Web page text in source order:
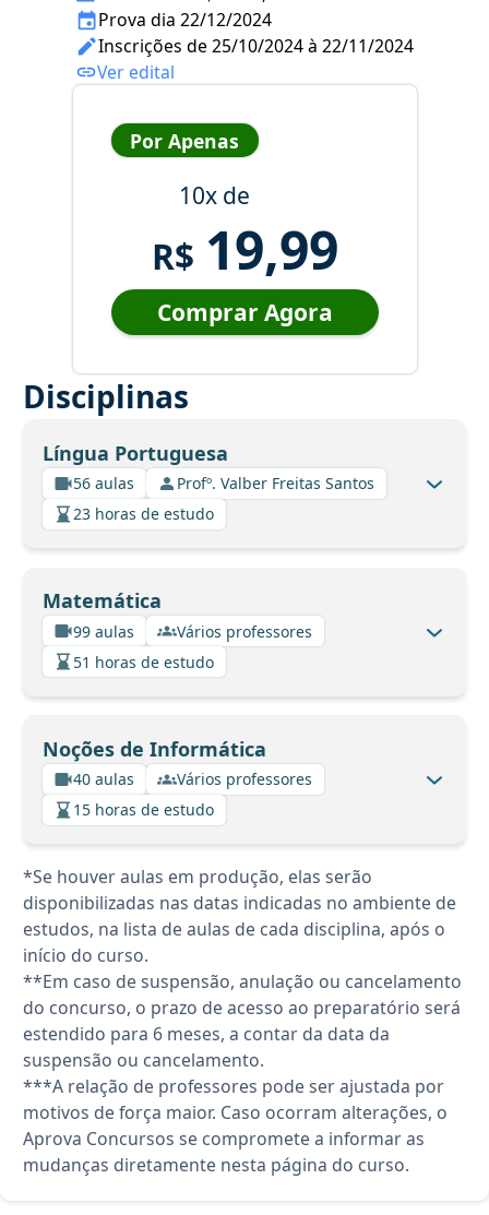
Prova dia 22/12/2024
Inscrições de 25/10/2024 à 22/11/2024
Ver edital
Por Apenas
10x de
R$ 19,99
Comprar Agora
Disciplinas
Língua Portuguesa
56 aulas
Profº. Valber Freitas Santos
23 horas de estudo
Matemática
99 aulas
Vários professores
51 horas de estudo
Noções de Informática
40 aulas
Vários professores
15 horas de estudo
*Se houver aulas em produção, elas serão
disponibilizadas nas datas indicadas no ambiente de
estudos, na lista de aulas de cada disciplina, após o
início do curso.
**Em caso de suspensão, anulação ou cancelamento
do concurso, o prazo de acesso ao preparatório será
estendido para 6 meses, a contar da data da
suspensão ou cancelamento.
***A relação de professores pode ser ajustada por
motivos de força maior. Caso ocorram alterações, o
Aprova Concursos se compromete a informar as
mudanças diretamente nesta página do curso.